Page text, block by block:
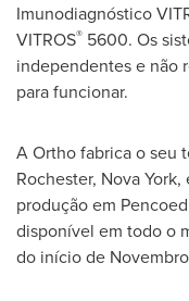
Imunodiagnóstico
VITROS® 5600. Os
independentes e não
para funcionar.
A Ortho fabrica o seu
Rochester, Nova York,
produção em
disponível em todo o
do início de